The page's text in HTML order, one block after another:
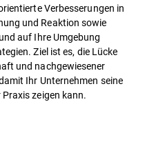
Verbesserungen in
und Reaktion sowie
auf Ihre Umgebung
Ziel ist es, die Lücke
und nachgewiesener
Ihr Unternehmen seine
zeigen kann.